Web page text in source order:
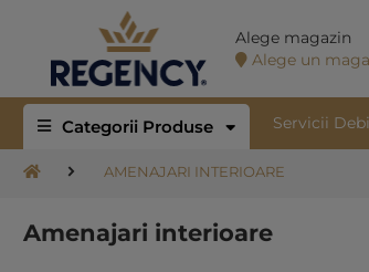
Alege magazin
Alege un
Categorii Produse Servicii
AMENAJARI INTERIOARE
Amenajari interioare